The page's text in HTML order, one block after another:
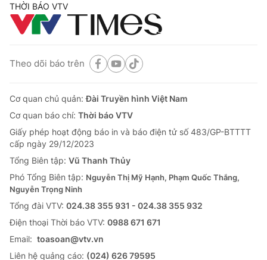
THỜI BÁO VTV
Theo dõi báo trên
Cơ quan chủ quản:Đài Truyền hình Việt Nam
Cơ quan báo chí: Thời báo VTV
Giấy phép hoạt động báo in và báo điện tử số 483/GP-BTTTT
cấp ngày 29/12/2023
Tổng Biên tập: Vũ Thanh Thủy
Phó Tổng Biên tập: Nguyễn Thị Mỹ Hạnh, Phạm Quốc Thắng,
Nguyễn Trọng Ninh
Tổng đài VTV: 024.38 355 931 - 024.38 355 932
Ðiện thoại Thời báo VTV: 0988 671 671
Email: toasoan@vtv.vn
Liên hệ quảng cáo: (024) 626 79595